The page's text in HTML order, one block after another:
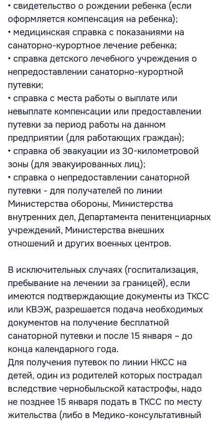
• свидетельство о рождении ребенка (если
оформляется компенсация на ребенка);
• медицинская справка с показаниями на
санаторно-курортное лечение ребенка;
• справка детского лечебного учреждения о
непредоставлении санаторно-курортной
путевки;
• справка с места работы о выплате или
невыплате компенсации или предоставлении
путевки за период работы на данном
предприятии (для работающих граждан);
• справка об эвакуации из 30-километровой
зоны (для эвакуированных лиц);
• справка о непредоставлении санаторной
путевки - для получателей по линии
Министерства обороны, Министерства
внутренних дел, Департамента пенитенциарных
учреждений, Министерства внешних
отношений и других военных центров.
В исключительных случаях (госпитализация,
пребывание на лечении за границей), если
имеются подтверждающие документы из ТКСС
или КВЭЖ, разрешается подача необходимых
документов на получение бесплатной
санаторной путевки и после 15 января – до
конца календарного года.
Для получения путевок по линии НКСС на
детей, один из родителей которых пострадал
вследствие чернобыльской катастрофы, надо
не позднее 15 января подать в ТКСС по месту
жительства (либо в Медико-консультативный